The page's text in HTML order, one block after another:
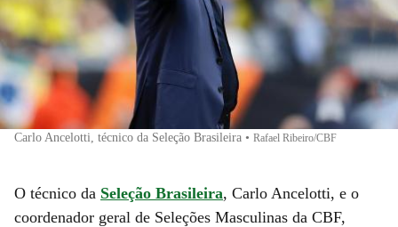
Carlo Ancelotti, técnico da Seleção Brasileira • Rafael Ribeiro/CBF
O técnico da Seleção Brasileira, Carlo Ancelotti, e o
coordenador geral de Seleções Masculinas da CBF,